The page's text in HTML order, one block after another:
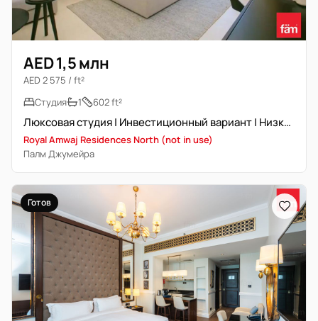
AED 1,5 млн
AED 2 575 / ft²
Студия
1 602 ft²
Люксовая студия | Инвестиционный вариант | Низкий этаж
Royal Amwaj Residences North (not in use)
Палм Джумейра
Готов